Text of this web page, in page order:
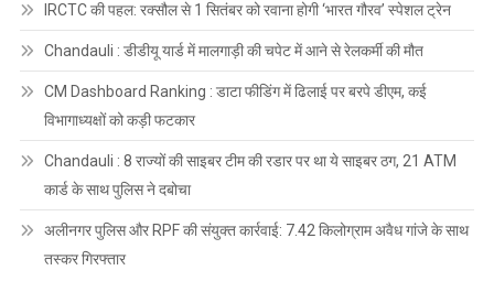
IRCTC की पहल: रक्सौल से 1 सितंबर को रवाना होगी ‘भारत गौरव’ स्पेशल ट्रेन
Chandauli : डीडीयू यार्ड में मालगाड़ी की चपेट में आने से रेलकर्मी की मौत
CM Dashboard Ranking : डाटा फीडिंग में ढिलाई पर बरपे डीएम, कई
विभागाध्यक्षों को कड़ी फटकार
Chandauli : 8 राज्यों की साइबर टीम की रडार पर था ये साइबर ठग, 21 ATM
कार्ड के साथ पुलिस ने दबोचा
अलीनगर पुलिस और RPF की संयुक्त कार्रवाई: 7.42 किलोग्राम अवैध गांजे के साथ
तस्कर गिरफ्तार